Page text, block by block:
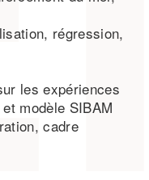
régression,
les expériences
modèle SIBAM
cadre